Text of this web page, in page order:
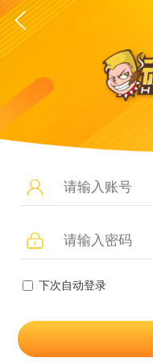
下次自动登录